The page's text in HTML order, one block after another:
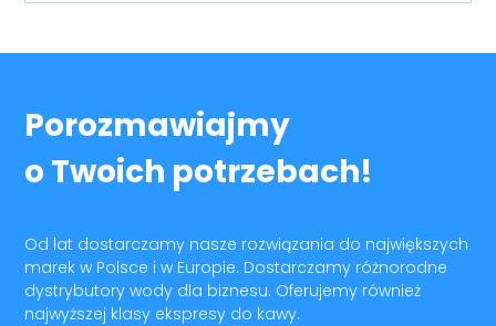
Porozmawiajmy
o Twoich potrzebach!
Od lat dostarczamy nasze rozwiązania do największych
marek w Polsce i w Europie. Dostarczamy różnorodne
dystrybutory wody dla biznesu. Oferujemy również
najwyższej klasy ekspresy do kawy.